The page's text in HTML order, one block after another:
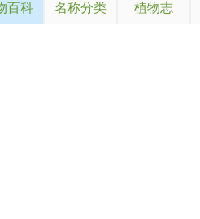
百科 名称分类 植物志